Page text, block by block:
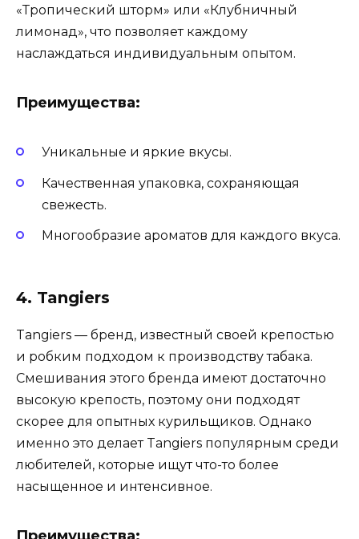
«Тропический шторм» или «Клубничный
лимонад», что позволяет каждому
наслаждаться индивидуальным опытом.
Преимущества:
Уникальные и яркие вкусы.
Качественная упаковка, сохраняющая
свежесть.
Многообразие ароматов для каждого вкуса.
4. Tangiers
Tangiers — бренд, известный своей крепостью
и робким подходом к производству табака.
Смешивания этого бренда имеют достаточно
высокую крепость, поэтому они подходят
скорее для опытных курильщиков. Однако
именно это делает Tangiers популярным среди
любителей, которые ищут что-то более
насыщенное и интенсивное.